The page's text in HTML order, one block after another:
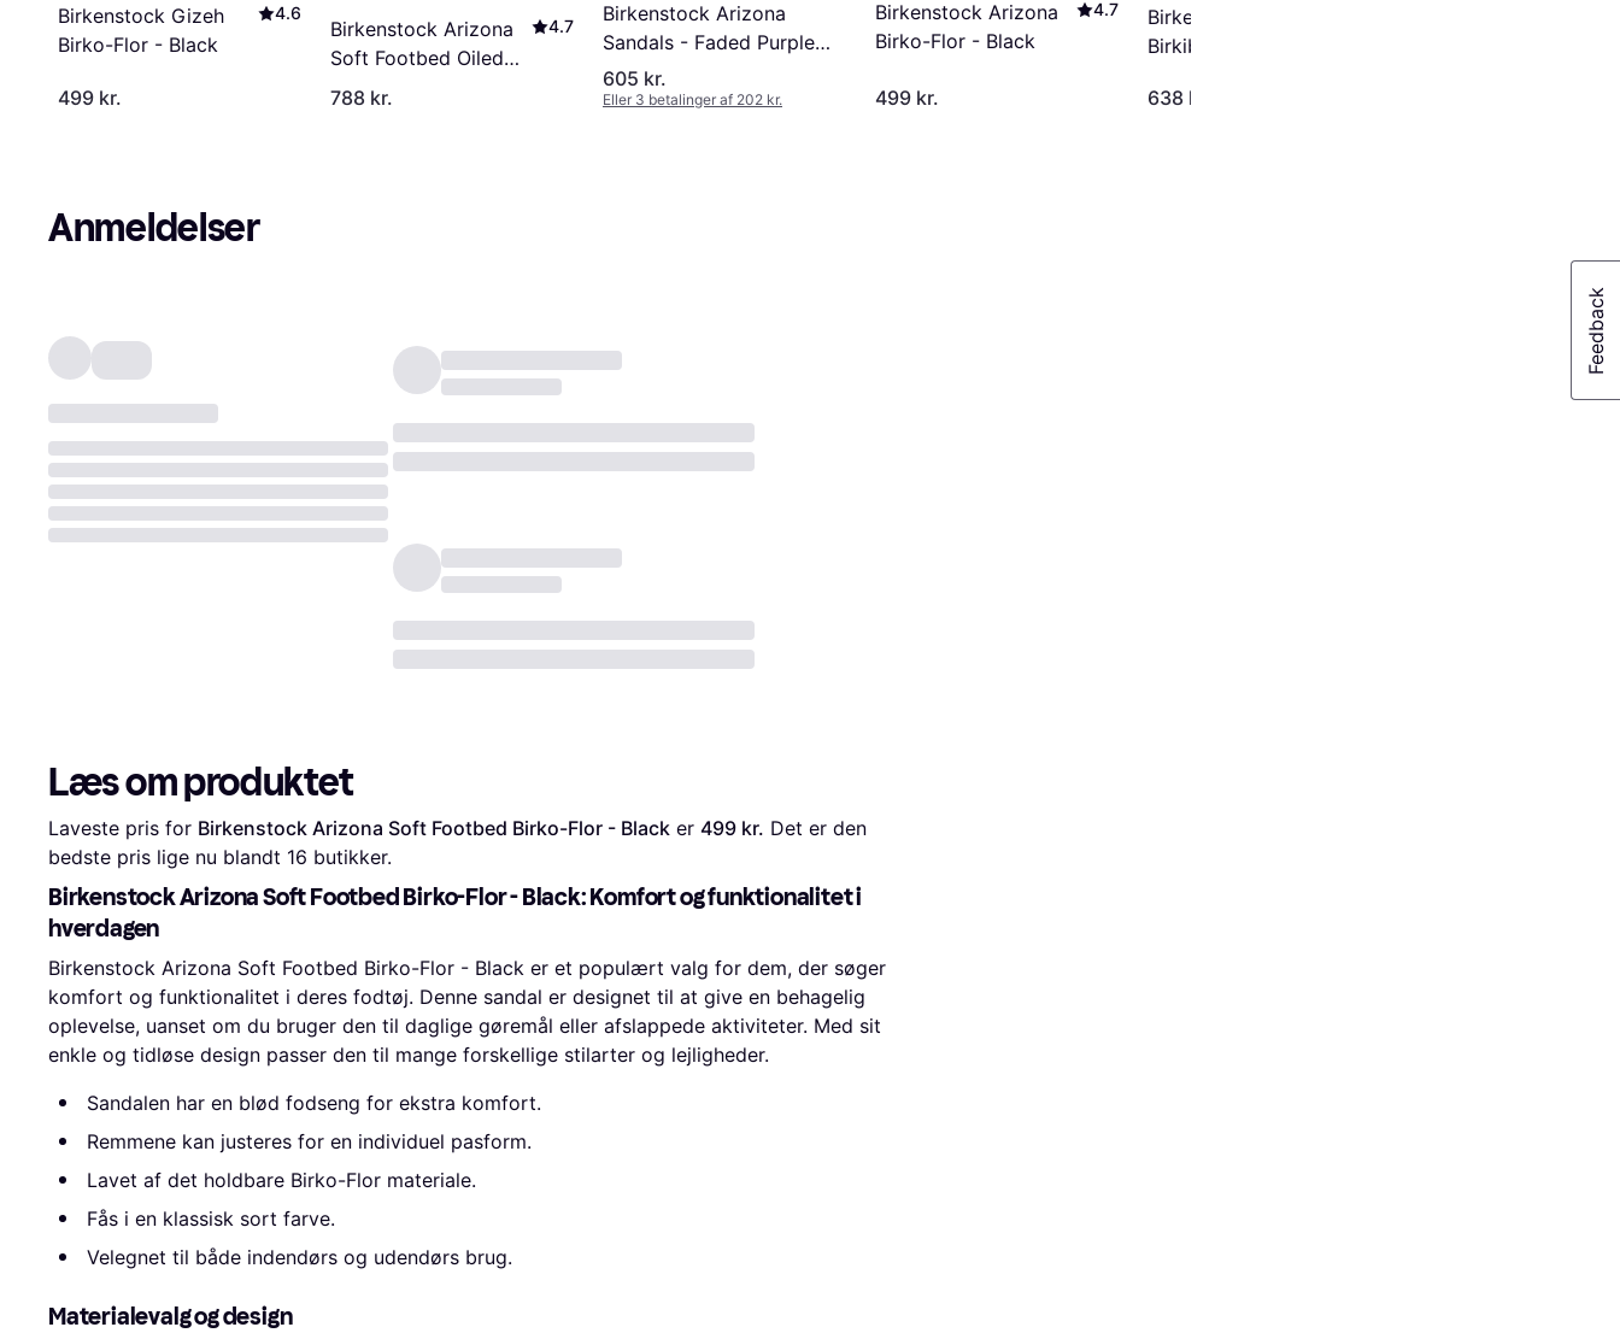
Birkenstock Gizeh
Birko-Flor - Black
4.6
499 kr.
Birkenstock Arizona
Soft Footbed Oiled
Leather - Tobacco
4.7
788 kr.
Birkenstock Arizona
Sandals - Faded Purple
Suede
605 kr.
Eller 3 betalinger af 202 kr.
Birkenstock Arizona
Birko-Flor - Black
4.7
499 kr.
Birkenstock Arizona
Birkibuc - Velvet Gray
638 kr.
Anmeldelser
Læs om produktet
Laveste pris for Birkenstock Arizona Soft Footbed Birko-Flor - Black er 499 kr. Det er den
bedste pris lige nu blandt 16 butikker.
Birkenstock Arizona Soft Footbed Birko-Flor - Black: Komfort og funktionalitet i
hverdagen
Birkenstock Arizona Soft Footbed Birko-Flor - Black er et populært valg for dem, der søger
komfort og funktionalitet i deres fodtøj. Denne sandal er designet til at give en behagelig
oplevelse, uanset om du bruger den til daglige gøremål eller afslappede aktiviteter. Med sit
enkle og tidløse design passer den til mange forskellige stilarter og lejligheder.
Sandalen har en blød fodseng for ekstra komfort.
Remmene kan justeres for en individuel pasform.
Lavet af det holdbare Birko-Flor materiale.
Fås i en klassisk sort farve.
Velegnet til både indendørs og udendørs brug.
Materialevalg og design